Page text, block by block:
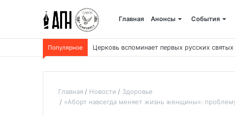
Главная Анонсы События
Популярное Скончался один из старейших
Главная Новости
Здоровье
«Аборт навсегда меняет жизнь женщины»: